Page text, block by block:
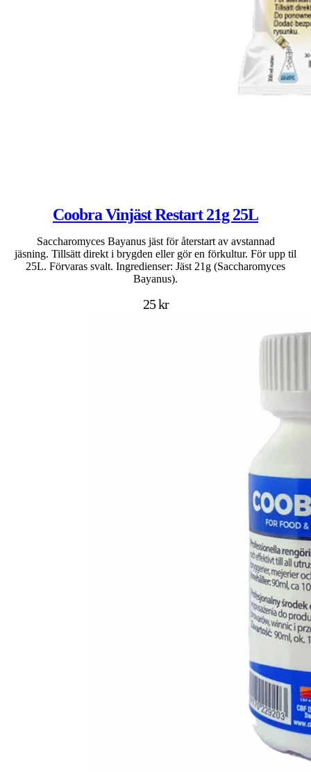
Coobra Vinjäst Restart 21g 25L
Saccharomyces Bayanus jäst för återstart av avstannad
jäsning. Tillsätt direkt i brygden eller gör en förkultur. För upp til
25L. Förvaras svalt. Ingredienser: Jäst 21g (Saccharomyces
Bayanus).
25 kr